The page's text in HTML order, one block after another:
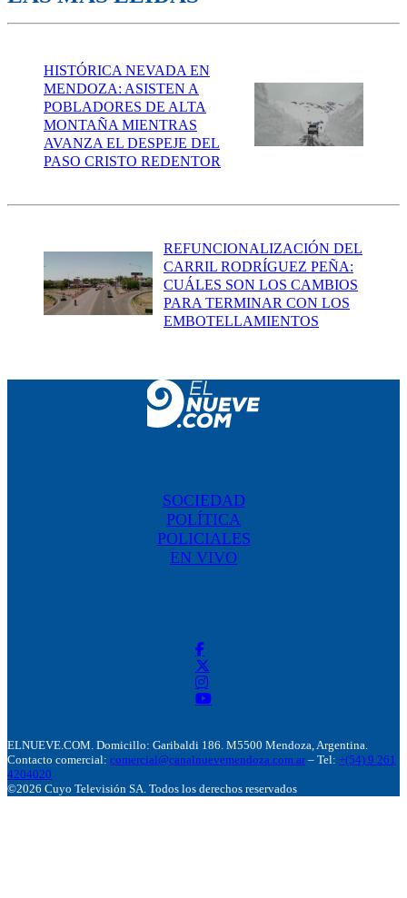
HISTÓRICA NEVADA EN
MENDOZA: ASISTEN A
POBLADORES DE ALTA
MONTAÑA MIENTRAS
AVANZA EL DESPEJE DEL
PASO CRISTO REDENTOR
REFUNCIONALIZACIÓN DEL
CARRIL RODRÍGUEZ PEÑA:
CUÁLES SON LOS CAMBIOS
PARA TERMINAR CON LOS
EMBOTELLAMIENTOS
SOCIEDAD
POLÍTICA
POLICIALES
EN VIVO
ELNUEVE.COM. Domicillo: Garibaldi 186. M5500 Mendoza, Argentina.
Contacto comercial: comercial@canalnuevemendoza.com.ar – Tel: +(54) 9 261
4204020
©2026 Cuyo Televisión SA. Todos los derechos reservados